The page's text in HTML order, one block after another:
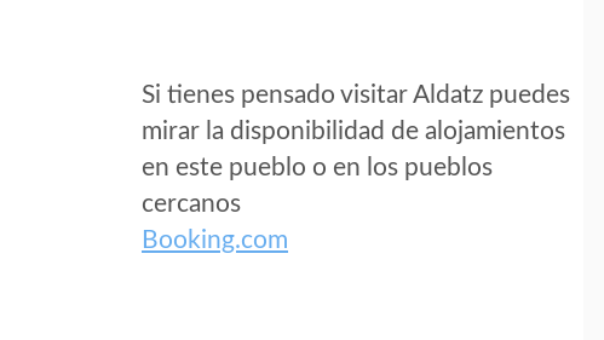
Si tienes pensado visitar Aldatz puedes
mirar la disponibilidad de alojamientos
en este pueblo o en los pueblos
cercanos
Booking.com